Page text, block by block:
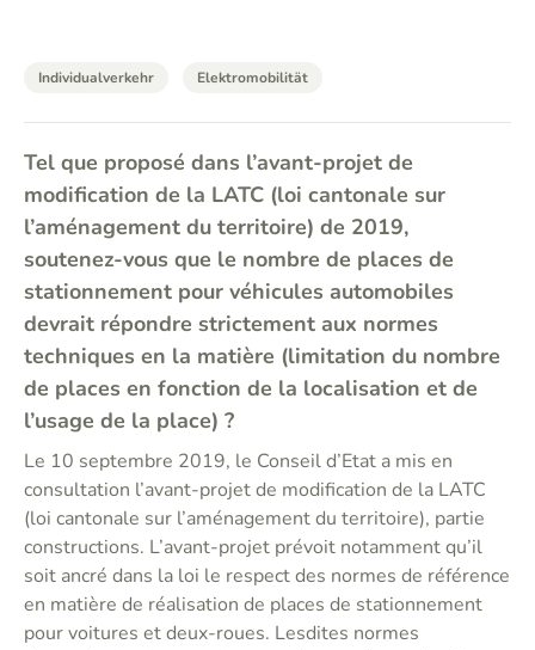
Individualverkehr Elektromobilität
Tel que proposé dans l’avant-projet de
modification de la LATC (loi cantonale sur
l’aménagement du territoire) de 2019,
soutenez-vous que le nombre de places de
stationnement pour véhicules automobiles
devrait répondre strictement aux normes
techniques en la matière (limitation du nombre
de places en fonction de la localisation et de
l’usage de la place) ?
Le 10 septembre 2019, le Conseil d’Etat a mis en
consultation l’avant-projet de modification de la LATC
(loi cantonale sur l’aménagement du territoire), partie
constructions. L’avant-projet prévoit notamment qu’il
soit ancré dans la loi le respect des normes de référence
en matière de réalisation de places de stationnement
pour voitures et deux-roues. Lesdites normes